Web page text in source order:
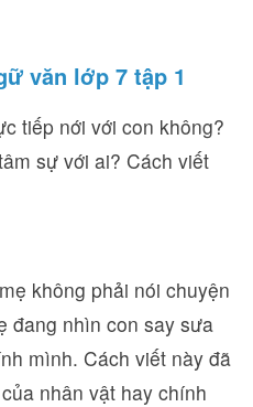
văn lớp 7 tập 1
tiếp nới với con không?
sự với ai? Cách viết
không phải nói chuyện
đang nhìn con say sưa
mình. Cách viết này đã
nhân vật hay chính